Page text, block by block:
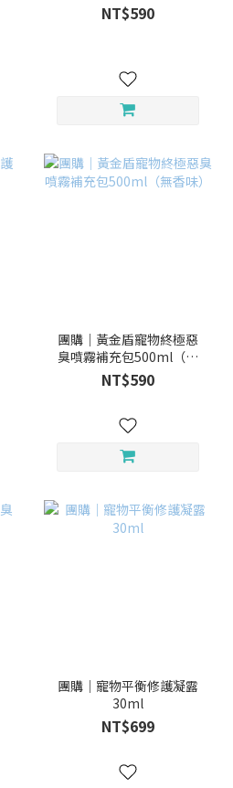
NT$590
團購｜黃金盾寵物終極惡
臭噴霧補充包500ml（無
香味）
NT$590
團購｜寵物平衡修護凝露
30ml
NT$699